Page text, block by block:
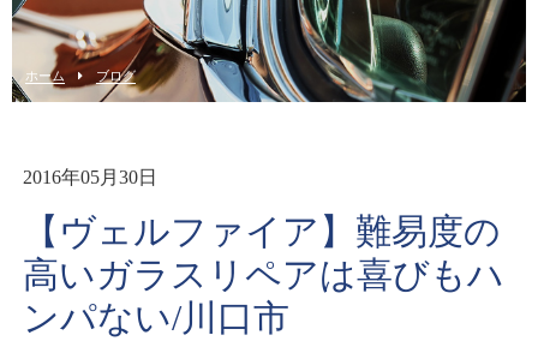
ホーム ブログ
2016年05月30日
【ヴェルファイア】難易度の
高いガラスリペアは喜びもハ
ンパない/川口市